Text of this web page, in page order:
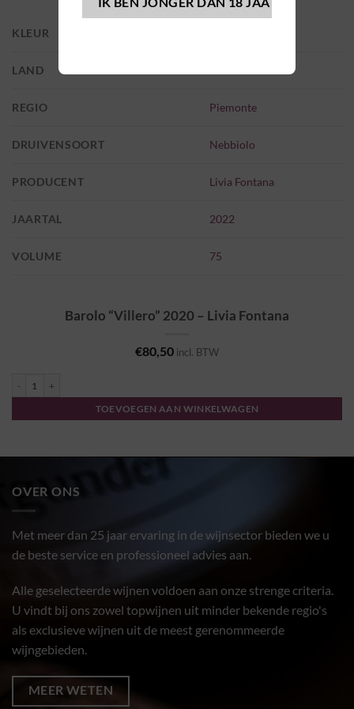
KLEUR
LAND
REGIO Piemonte
DRUIVENSOORT Nebbiolo
PRODUCENT Livia Fontana
JAARTAL 2022
VOLUME 75
Barolo “Villero” 2020 – Livia Fontana
€80,50 incl. BTW
TOEVOEGEN AAN WINKELWAGEN
OVER ONS
Met meer dan 25 jaar ervaring in de wijnsector bieden we u
de beste service en professioneel advies aan.
Alle geselecteerde wijnen voldoen aan onze strenge criteria.
U vindt bij ons zowel topwijnen uit minder bekende regio's
als exclusieve wijnen uit de meest gerenommeerde
wijngebieden.
MEER WETEN